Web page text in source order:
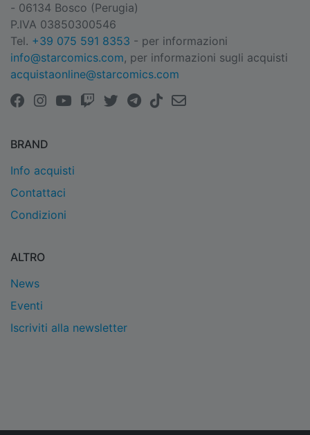
- 06134 Bosco (Perugia)
P.IVA 03850300546
Tel. +39 075 591 8353 - per informazioni
info@starcomics.com, per informazioni sugli acquisti
acquistaonline@starcomics.com
BRAND
Info acquisti
Contattaci
Condizioni
ALTRO
News
Eventi
Iscriviti alla newsletter